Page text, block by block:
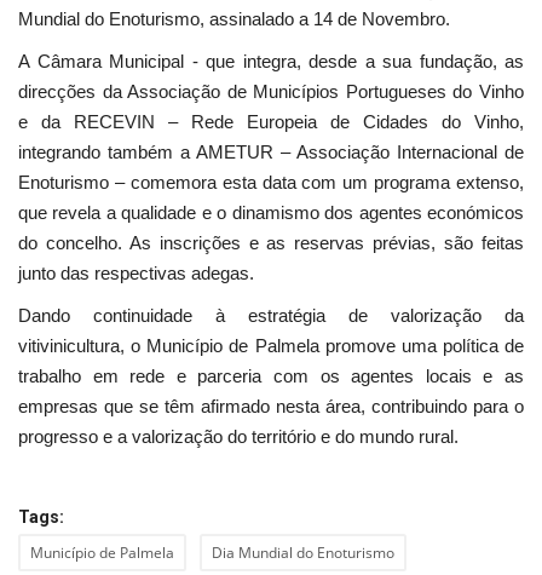
Mundial do Enoturismo, assinalado a 14 de Novembro.
A Câmara Municipal - que integra, desde a sua fundação, as
direcções da Associação de Municípios Portugueses do Vinho
e da RECEVIN – Rede Europeia de Cidades do Vinho,
integrando também a AMETUR – Associação Internacional de
Enoturismo – comemora esta data com um programa extenso,
que revela a qualidade e o dinamismo dos agentes económicos
do concelho. As inscrições e as reservas prévias, são feitas
junto das respectivas adegas.
Dando continuidade à estratégia de valorização da
vitivinicultura, o Município de Palmela promove uma política de
trabalho em rede e parceria com os agentes locais e as
empresas que se têm afirmado nesta área, contribuindo para o
progresso e a valorização do território e do mundo rural.
Tags:
Município de Palmela Dia Mundial do Enoturismo